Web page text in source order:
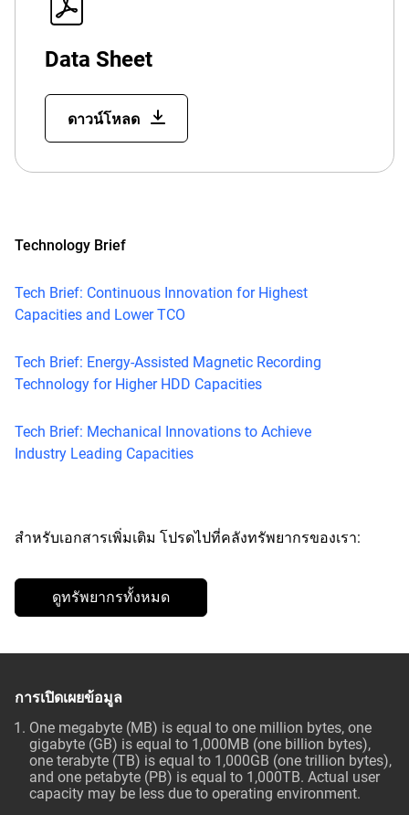
Data Sheet
ดาวน์โหลด
Technology Brief
Tech Brief: Continuous Innovation for Highest
Capacities and Lower TCO
Tech Brief: Energy-Assisted Magnetic Recording
Technology for Higher HDD Capacities
Tech Brief: Mechanical Innovations to Achieve
Industry Leading Capacities
สำหรับเอกสารเพิ่มเติม โปรดไปที่คลังทรัพยากรของเรา:
ดูทรัพยากรทั้งหมด
การเปิดเผยข้อมูล
One megabyte (MB) is equal to one million bytes, one
gigabyte (GB) is equal to 1,000MB (one billion bytes),
one terabyte (TB) is equal to 1,000GB (one trillion bytes),
and one petabyte (PB) is equal to 1,000TB. Actual user
capacity may be less due to operating environment.